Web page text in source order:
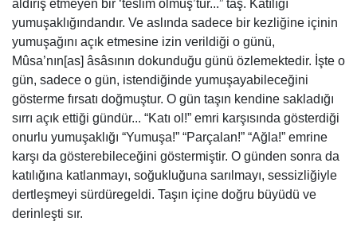
aldırış etmeyen bir ‘teslim olmuş’tur...” taş. Katılığı
yumuşaklığındandır. Ve aslında sadece bir kezliğine içinin
yumuşağını açık etmesine izin verildiği o günü,
Mûsa’nın[as] âsâsının dokunduğu günü özlemektedir. İşte o
gün, sadece o gün, istendiğinde yumuşayabileceğini
gösterme fırsatı doğmuştur. O gün taşın kendine sakladığı
sırrı açık ettiği gündür... “Katı ol!” emri karşısında gösterdiği
onurlu yumuşaklığı “Yumuşa!” “Parçalan!” “Ağla!” emrine
karşı da gösterebileceğini göstermiştir. O günden sonra da
katılığına katlanmayı, soğukluğuna sarılmayı, sessizliğiyle
dertleşmeyi sürdüregeldi. Taşın içine doğru büyüdü ve
derinleşti sır.